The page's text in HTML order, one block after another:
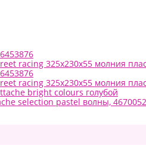
racing 325х230х55 молния
racing 325х230х55 молния
bright colours голубой
selection pastel волны,